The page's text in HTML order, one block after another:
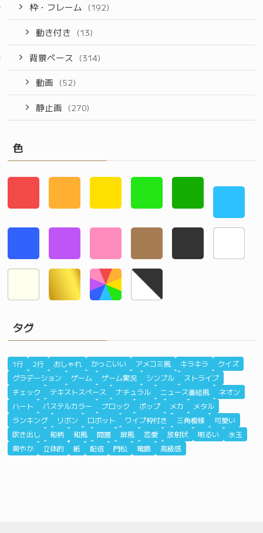
枠・フレーム (192)
動き付き (13)
背景ベース (314)
動画 (52)
静止画 (270)
色
タグ
1行 2行 おしゃれ かっこいい アメコミ風 キラキラ
クイズ
グラデーション
ゲーム ゲーム実況 シンプル
ストライプ
チェック
テキストスペース ナチュラル ニュース番組風
ネオン
ハート
パステルカラー ブロック ポップ メカ
メタル
ランキング
リボン ロボット ワイプ枠付き 三角模様
可愛い
吹き出し
和柄 和風 問題 屏風 恋愛 放射状 明るい
水玉
爽やか
立体的 紙 配信 門松 電飾 高級感